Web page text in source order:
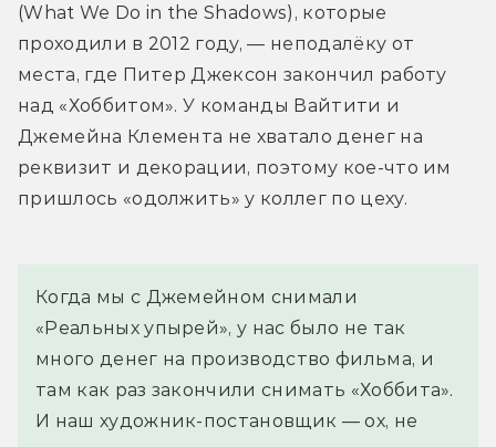
(What We Do in the Shadows), которые
проходили в 2012 году, — неподалёку от
места, где Питер Джексон закончил работу
над «Хоббитом». У команды Вайтити и
Джемейна Клемента не хватало денег на
реквизит и декорации, поэтому кое-что им
пришлось «одолжить» у коллег по цеху.
Когда мы с Джемейном снимали
«Реальных упырей», у нас было не так
много денег на производство фильма, и
там как раз закончили снимать «Хоббита».
И наш художник-постановщик — ох, не